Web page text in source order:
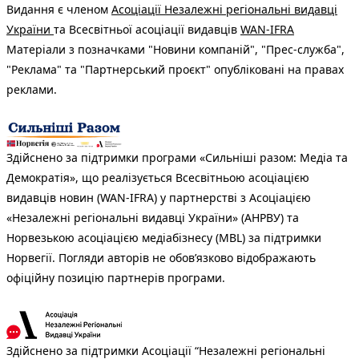
Видання є членом Асоціації Незалежні регіональні видавці
України та Всесвітньої асоціації видавців WAN-IFRA
Матеріали з позначками "Новини компаній", "Прес-служба",
"Реклама" та "Партнерський проєкт" опубліковані на правах
реклами.
Здійснено за підтримки програми «Сильніші разом: Медіа та
Демократія», що реалізується Всесвітньою асоціацією
видавців новин (WAN-IFRA) у партнерстві з Асоціацією
«Незалежні регіональні видавці України» (АНРВУ) та
Норвезькою асоціацією медіабізнесу (MBL) за підтримки
Норвегії. Погляди авторів не обов’язково відображають
офіційну позицію партнерів програми.
Здійснено за підтримки Асоціації “Незалежні регіональні